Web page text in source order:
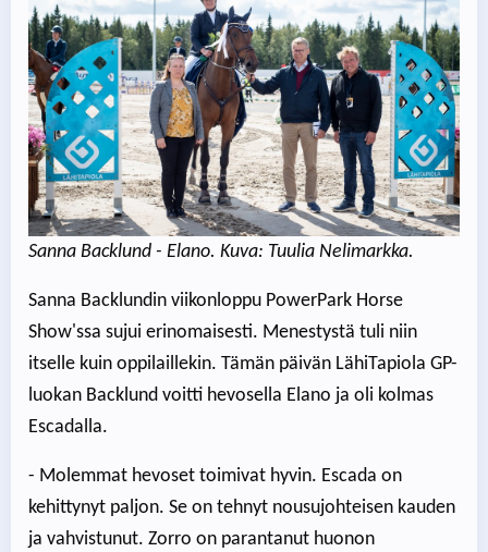
Sanna Backlund - Elano. Kuva: Tuulia Nelimarkka.
Sanna Backlundin viikonloppu PowerPark Horse
Show'ssa sujui erinomaisesti. Menestystä tuli niin
itselle kuin oppilaillekin. Tämän päivän LähiTapiola GP-
luokan Backlund voitti hevosella Elano ja oli kolmas
Escadalla.
- Molemmat hevoset toimivat hyvin. Escada on
kehittynyt paljon. Se on tehnyt nousujohteisen kauden
ja vahvistunut. Zorro on parantanut huonon